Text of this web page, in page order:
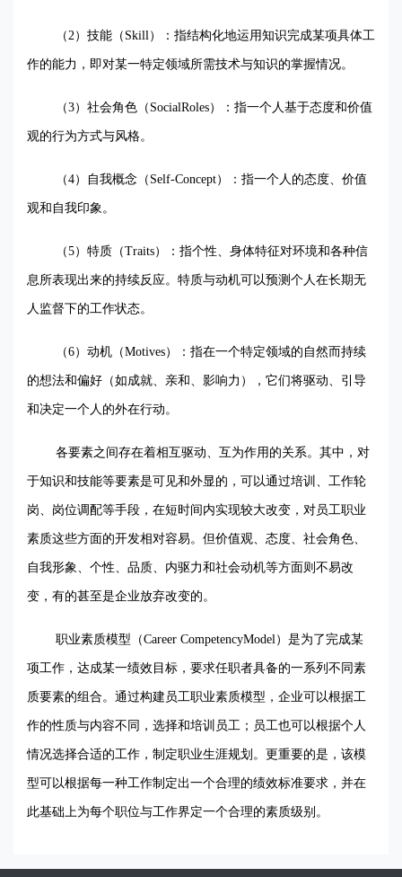
（2）技能（ Skill）：指结构化地运用知识完成某项具体工
作的能力，即对某一特定领域所需技术与知识的掌握情况。
（3）社会角色（ SocialRoles）：指一个人基于态度和价值
观的行为方式与风格。
（4）自我概念（ Self-Concept）：指一个人的态度、价值
观和自我印象。
（5）特质（Traits）：指个性、身体特征对环境和各种信
息所表现出来的持续反应。特质与动机可以预测个人在长期无
人监督下的工作状态。
（6）动机（Motives）：指在一个特定领域的自然而持续
的想法和偏好（如成就、亲和、影响力），它们将驱动、引导
和决定一个人的外在行动。
各要素之间存在着相互驱动、互为作用的关系。其中，对
于知识和技能等要素是可见和外显的，可以通过培训、工作轮
岗、岗位调配等手段，在短时间内实现较大改变，对员工职业
素质这些方面的开发相对容易。但价值观、态度、社会角色、
自我形象、个性、品质、内驱力和社会动机等方面则不易改
变，有的甚至是企业放弃改变的。
职业素质模型（Career CompetencyModel）是为了完成某
项工作，达成某一绩效目标，要求任职者具备的一系列不同素
质要素的组合。通过构建员工职业素质模型，企业可以根据工
作的性质与内容不同，选择和培训员工；员工也可以根据个人
情况选择合适的工作，制定职业生涯规划。更重要的是，该模
型可以根据每一种工作制定出一个合理的绩效标准要求，并在
此基础上为每个职位与工作界定一个合理的素质级别。